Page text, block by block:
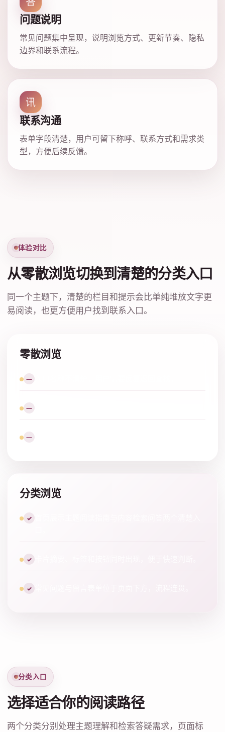
问题说明
常见问题集中呈现，说明浏览方式、更新节奏、隐私
边界和联系流程。
讯
联系沟通
表单字段清楚，用户可留下称呼、联系方式和需求类
型，方便后续反馈。
体验对比
从零散浏览切换到清楚的分类入口
同一个主题下，清楚的栏目和提示会比单纯堆放文字更
易阅读，也更方便用户找到联系入口。
零散浏览
—
—
—
分类浏览
✓
✓
✓
分类入口
选择适合你的阅读路径
两个分类分别处理主题理解和检索答疑需求，页面标